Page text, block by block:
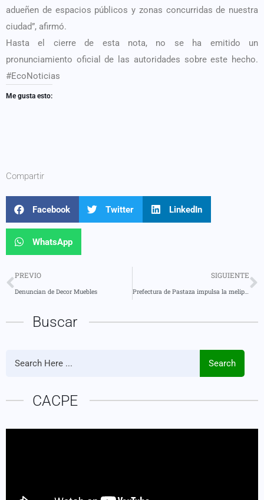
adueñen de espacios públicos y zonas concurridas de nuestra
ciudad”, afirmó.
Hasta el cierre de esta nota, no se ha emitido un
pronunciamiento oficial de las autoridades sobre este hecho.
#EcoNoticias
Me gusta esto:
Compartir
Facebook Twitter LinkedIn
WhatsApp
PREVIO
Denuncian de Decor Muebles
SIGUIENTE
Prefectura de Pastaza impulsa la meliponicultura y apicultura con enfoque sostenible y comunitario
Buscar
Search
CACPE